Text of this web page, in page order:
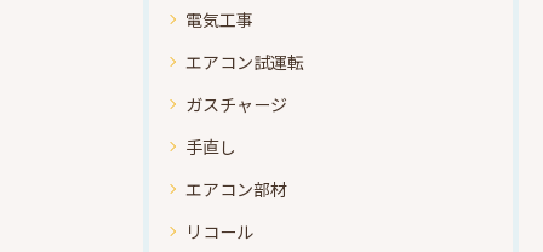
電気工事
エアコン試運転
ガスチャージ
手直し
エアコン部材
リコール